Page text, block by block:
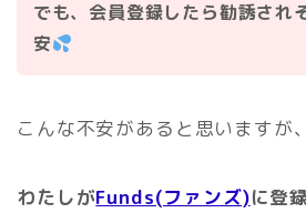
でも、会員登録したら勧誘され
安
こんな不安があると思いますが
わたしがFunds(ファンズ)に登